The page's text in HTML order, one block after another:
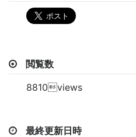
閲覧数
8810views
最終更新日時